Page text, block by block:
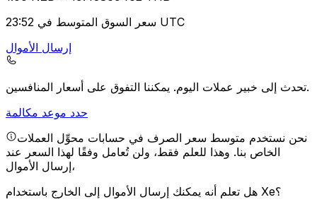
سعر السوق المتوسط في 23:52 UTC
إرسال الأموال
تحدث إلى خبير عملات اليوم.يمكننا التفوق على أسعار المنافسين.
حدد موعد مكالمة
نحن نستخدم متوسط سعر الصرف في حسابات محوِّل العملات
الخاص بنا. وهذا للعلم فقط، ولن تُعامل وفقًا لهذا السعر عند
إرسال الأموال،
هل تعلم أنه يمكنك إرسال الأموال إلى الخارج باستخدام Xe؟